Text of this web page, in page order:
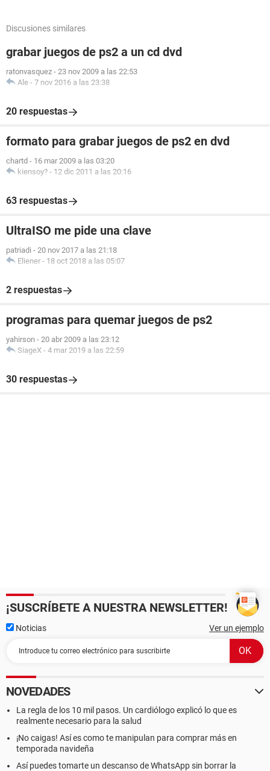
Discusiones similares
grabar juegos de ps2 a un cd dvd
ratonvasquez - 23 nov 2009 a las 22:53
Ale - 7 nov 2016 a las 23:38
20 respuestas
formato para grabar juegos de ps2 en dvd
chartd - 16 mar 2009 a las 03:20
kiensoy? - 12 dic 2011 a las 20:16
63 respuestas
UltraISO me pide una clave
patriadi - 20 nov 2017 a las 21:18
Eliener - 18 oct 2018 a las 05:07
2 respuestas
programas para quemar juegos de ps2
yahirson - 20 abr 2009 a las 23:12
SiageX - 4 mar 2019 a las 22:59
30 respuestas
¡SUSCRÍBETE A NUESTRA NEWSLETTER!
Noticias Ver un ejemplo
NOVEDADES
La regla de los 10 mil pasos. Un cardiólogo explicó lo que es
realmente necesario para la salud
¡No caigas! Así es como te manipulan para comprar más en
temporada navideña
Así puedes tomarte un descanso de WhatsApp sin borrar la